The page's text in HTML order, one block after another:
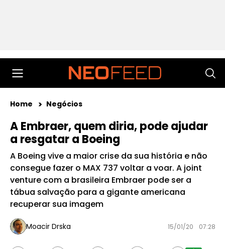
Home Negócios
A Embraer, quem diria, pode ajudar
a resgatar a Boeing
A Boeing vive a maior crise da sua história e não
consegue fazer o MAX 737 voltar a voar. A joint
venture com a brasileira Embraer pode ser a
tábua salvação para a gigante americana
recuperar sua imagem
Moacir Drska 15/01/20 07:28